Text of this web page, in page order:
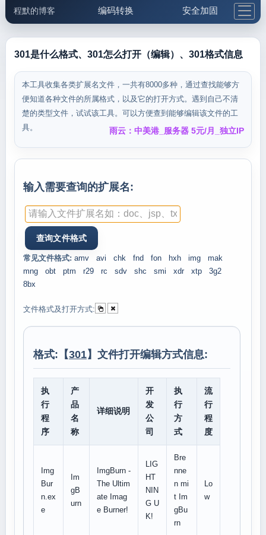
程默的博客 编码转换 安全加固
邮件工具 生活便民 更多工具
5.1支付宝大红包
301是什么格式、301怎么打开（编辑）、301格式信息
本工具收集各类扩展名文件，一共有8000多种，通过查找能够方
便知道各种文件的所属格式，以及它的打开方式。遇到自己不清
楚的类型文件，试试该工具。可以方便查到能够编辑该文件的工
具。
雨云：中美港_服务器 5元/月_独立IP
输入需要查询的扩展名:
常见文件格式: amv avi chk fnd fon hxh img
mak
mng
obt ptm r29 rc sdv shc smi xdr xtp
3g2
8bx
文件格式及打开方式:
格式:【301】文件打开编辑方式信息:
执
行
程
序
产
品
名
称
详细说明
开
发
公
司
执
行
方
式
流
行
程
度
Img
Bur
n.ex
e
Im
gB
urn
ImgBurn -
The Ultim
ate Imag
e Burner!
LIG
HT
NIN
G U
K!
Bre
nne
n mi
t Im
gBu
rn
Lo
w